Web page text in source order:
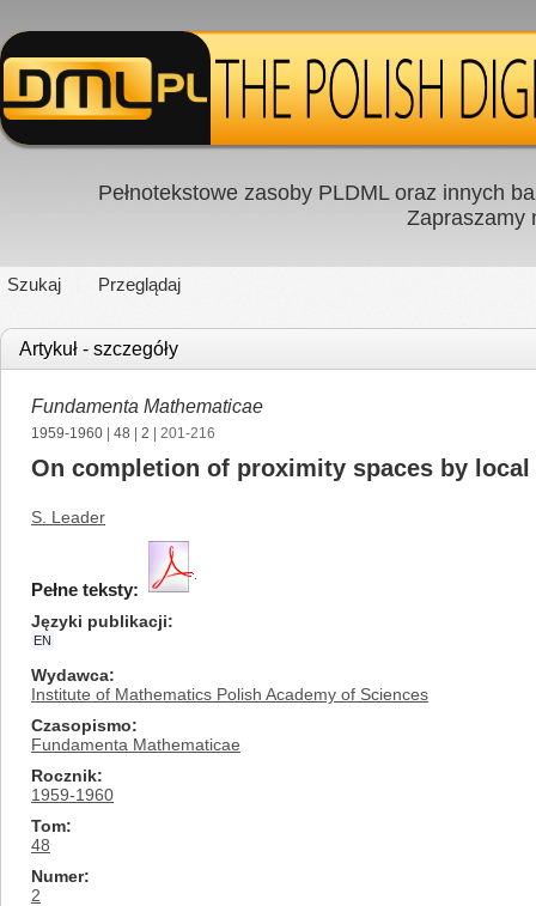
Pełnotekstowe zasoby PLDML oraz innych
Zapraszamy
Szukaj Przeglądaj
Artykuł - szczegóły
Fundamenta Mathematicae
1959-1960 48 2 | 201-216
On completion of proximity spaces by
S. Leader
Pełne teksty:
Języki publikacji
EN
Wydawca
Institute of Mathematics Polish Academy of Sciences
Czasopismo
Fundamenta Mathematicae
Rocznik
1959-1960
Tom
48
Numer
2